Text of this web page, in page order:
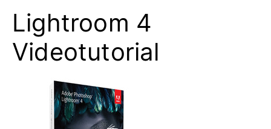
Lightroom 4
Videotutorial